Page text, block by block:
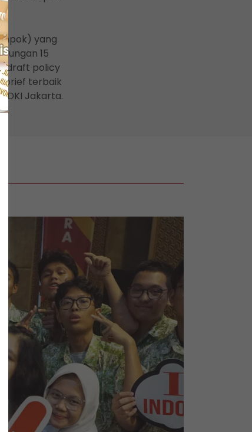
yang
15
draft policy
brief terbaik
DKI Jakarta.